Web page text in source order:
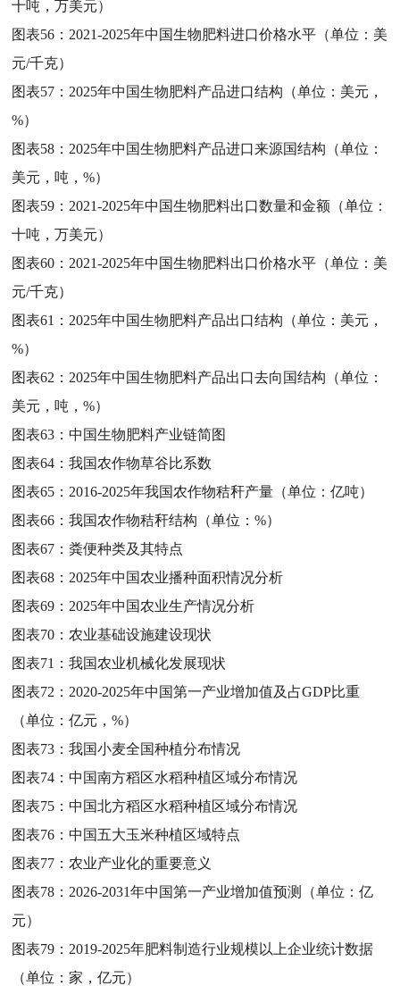
十吨，万美元）
图表56： 2021-2025年中国生物肥料进口价格水平（单位：美
元/千克）
图表57： 2025年中国生物肥料产品进口结构（单位：美元，
%）
图表58： 2025年中国生物肥料产品进口来源国结构（单位：
美元，吨，%）
图表59： 2021-2025年中国生物肥料出口数量和金额（单位：
十吨，万美元）
图表60： 2021-2025年中国生物肥料出口价格水平（单位：美
元/千克）
图表61： 2025年中国生物肥料产品出口结构（单位：美元，
%）
图表62： 2025年中国生物肥料产品出口去向国结构（单位：
美元，吨，%）
图表63：中国生物肥料产业链简图
图表64：我国农作物草谷比系数
图表65： 2016-2025年我国农作物秸秆产量（单位：亿吨）
图表66：我国农作物秸秆结构（单位：%）
图表67：粪便种类及其特点
图表68： 2025年中国农业播种面积情况分析
图表69： 2025年中国农业生产情况分析
图表70：农业基础设施建设现状
图表71：我国农业机械化发展现状
图表72： 2020-2025年中国第一产业增加值及占GDP比重
（单位：亿元，%）
图表73：我国小麦全国种植分布情况
图表74：中国南方稻区水稻种植区域分布情况
图表75：中国北方稻区水稻种植区域分布情况
图表76：中国五大玉米种植区域特点
图表77：农业产业化的重要意义
图表78： 2026-2031年中国第一产业增加值预测（单位：亿
元）
图表79： 2019-2025年肥料制造行业规模以上企业统计数据
（单位：家，亿元）